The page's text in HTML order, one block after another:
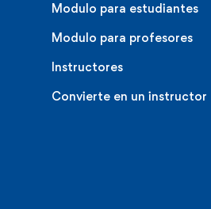
Modulo para estudiantes
Modulo para profesores
Instructores
Convierte en un instructor